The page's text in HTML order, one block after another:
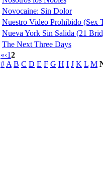
Novocaine: Sin Dolor
Nuestro Video Prohibido (Sex
Nueva York Sin Salida (21
The Next Three Days
«‹12
# A B C D E F G H I J K L M